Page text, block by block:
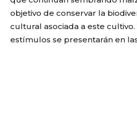
objetivo de conservar la
cultural asociada a este
estímulos se presentarán en